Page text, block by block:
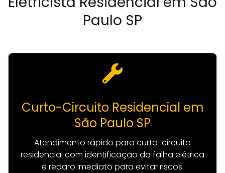
Paulo SP
Curto-Circuito Residencial em
São Paulo SP
Atendimento rápido para curto-circuito
residencial com identificação da falha elétrica
e reparo imediato para evitar riscos.